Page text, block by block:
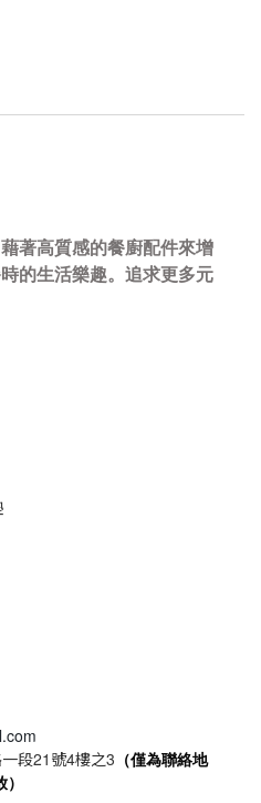
著高質感的餐廚配件來增
的生活樂趣。追求更多元
段21 號4樓之3 （僅為聯絡地